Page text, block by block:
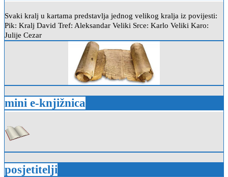
Svaki kralj u kartama predstavlja jednog velikog kralja iz povijesti:
Pik: Kralj David Tref: Aleksandar Veliki Srce: Karlo Veliki Karo:
Julije Cezar
mini e-knjižnica
posjetitelji